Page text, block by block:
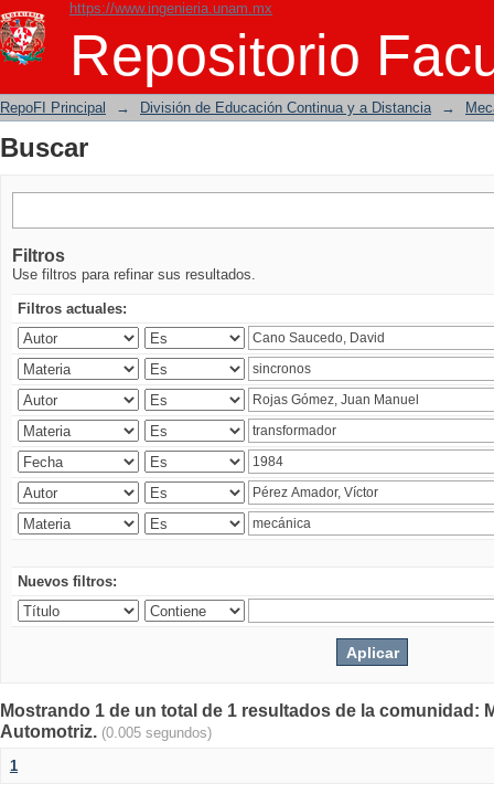
https://www.ingenieria.unam.mx
Repositorio
Buscar
RepoFI Principal → División de Educación Continua y a Distancia →
Buscar
Filtros
Use filtros para refinar sus resultados.
Filtros actuales:
Nuevos filtros:
Mostrando 1 de un total de 1 resultados de la comunidad:
Automotriz. (0.005 segundos)
1